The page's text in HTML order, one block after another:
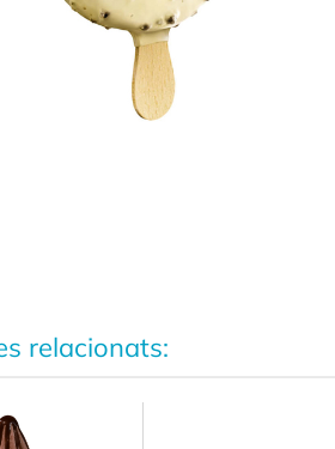
relacionats: